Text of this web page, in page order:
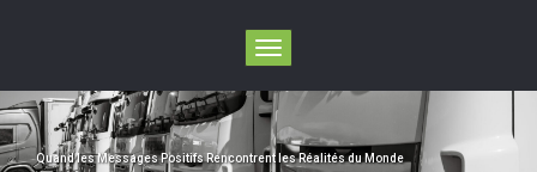
Toggle
navigation
Quand les Messages Positifs Rencontrent les Réalités du Monde